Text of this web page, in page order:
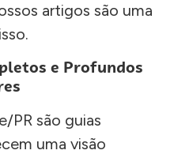
artigos são uma
e Profundos
PR são guias
uma visão